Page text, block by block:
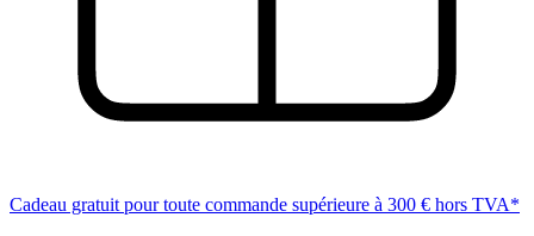
Cadeau gratuit pour toute commande supérieure à 300 € hors TVA*